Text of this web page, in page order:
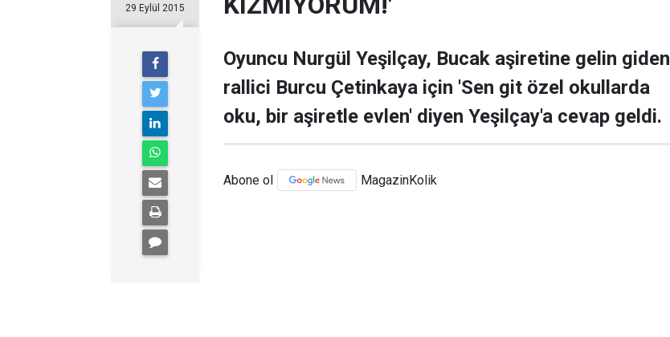
29 Eylül 2015
Oyuncu Nurgül Yeşilçay, Bucak aşiretine gelin giden
rallici Burcu Çetinkaya için 'Sen git özel okullarda
oku, bir aşiretle evlen' diyen Yeşilçay'a cevap geldi.
Abone ol MagazinKolik